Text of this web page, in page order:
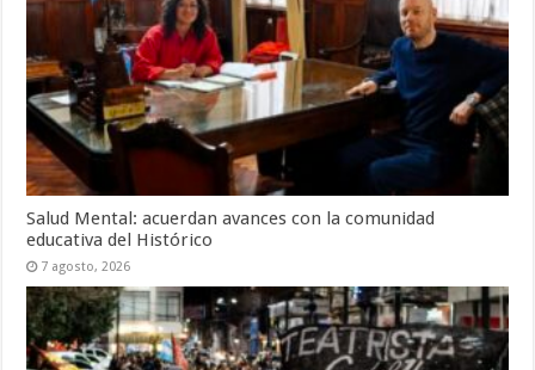
Salud Mental: acuerdan avances con la comunidad
educativa del Histórico
7 agosto, 2026